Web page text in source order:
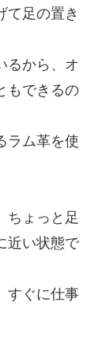
て足の置き
るから、オ
もできるの
ラム革を使
ちょっと足
近い状態で
すぐに仕事